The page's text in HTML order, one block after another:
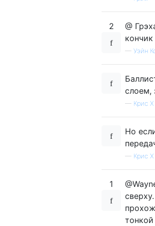
2
@
— Уэйн
слоем,
— Крис Х
Но
— Крис Х
1